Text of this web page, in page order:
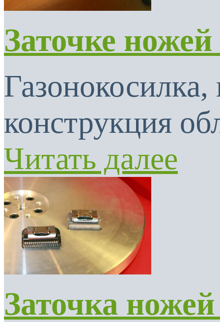
Заточке
конструкция
Читать далее
Заточка